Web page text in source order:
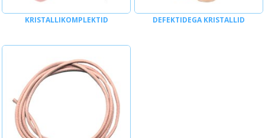
KRISTALLIKOMPLEKTID DEFEKTIDEGA KRISTALLID